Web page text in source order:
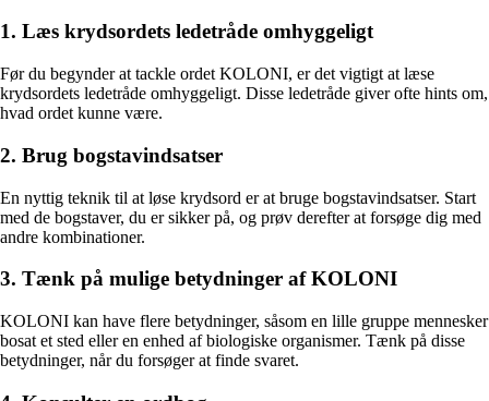
1. Læs krydsordets ledetråde omhyggeligt
Før du begynder at tackle ordet KOLONI, er det vigtigt at læse
krydsordets ledetråde omhyggeligt. Disse ledetråde giver ofte hints om,
hvad ordet kunne være.
2. Brug bogstavindsatser
En nyttig teknik til at løse krydsord er at bruge bogstavindsatser. Start
med de bogstaver, du er sikker på, og prøv derefter at forsøge dig med
andre kombinationer.
3. Tænk på mulige betydninger af KOLONI
KOLONI kan have flere betydninger, såsom en lille gruppe mennesker
bosat et sted eller en enhed af biologiske organismer. Tænk på disse
betydninger, når du forsøger at finde svaret.